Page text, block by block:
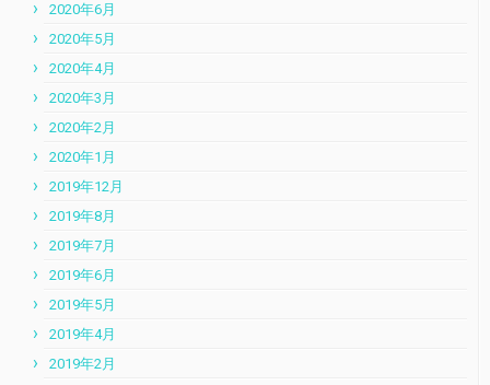
2020年6月
2020年5月
2020年4月
2020年3月
2020年2月
2020年1月
2019年12月
2019年8月
2019年7月
2019年6月
2019年5月
2019年4月
2019年2月